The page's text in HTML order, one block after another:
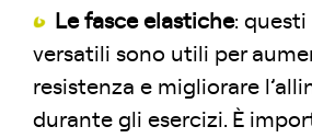
Le fasce elastiche:
versatili sono utili per
resistenza e migliorare
durante gli esercizi. È